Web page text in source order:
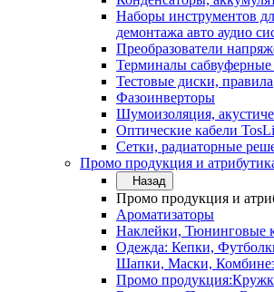
Наборы инструментов
демонтажа авто аудио
Преобразователи
Терминалы сабвуферные
Тестовые диски, правила
Фазоинверторы
Шумоизоляция,
Оптические кабели
Сетки, радиаторные
Промо продукция и
Назад
Промо продукция и
Ароматизаторы
Наклейки, Тюнинговые
Одежда: Кепки,
Шапки, Маски,
Промо